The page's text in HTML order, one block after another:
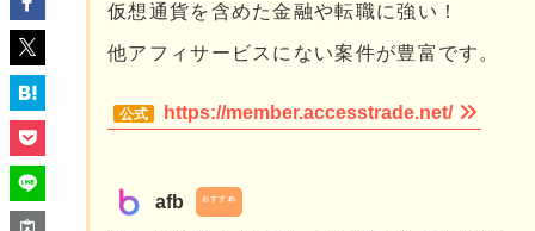
仮想通貨を含めた金融や転職に強い！
他アフィサービスにない案件が豊富です。
https://member.accesstrade.net/
afb おすすめ